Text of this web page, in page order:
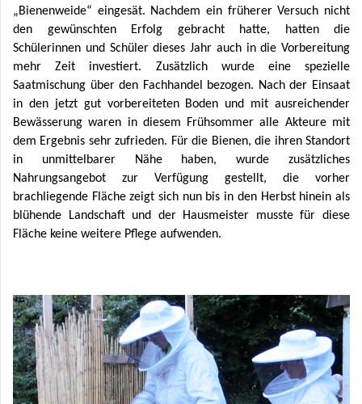
„Bienenweide“ eingesät. Nachdem ein früherer Versuch nicht
den gewünschten Erfolg gebracht hatte, hatten die
Schülerinnen und Schüler dieses Jahr auch in die Vorbereitung
mehr Zeit investiert. Zusätzlich wurde eine spezielle
Saatmischung über den Fachhandel bezogen. Nach der Einsaat
in den jetzt gut vorbereiteten Boden und mit ausreichender
Bewässerung waren in diesem Frühsommer alle Akteure mit
dem Ergebnis sehr zufrieden. Für die Bienen, die ihren Standort
in unmittelbarer Nähe haben, wurde zusätzliches
Nahrungsangebot zur Verfügung gestellt, die vorher
brachliegende Fläche zeigt sich nun bis in den Herbst hinein als
blühende Landschaft und der Hausmeister musste für diese
Fläche keine weitere Pflege aufwenden.